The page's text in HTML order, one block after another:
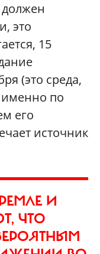
это
15
(это среда,
именно по
его
источник
И
ЧТО